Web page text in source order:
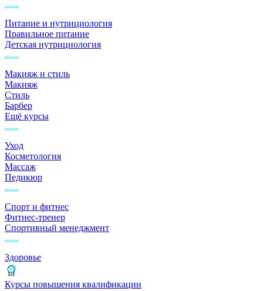
Питание и нутрициология
Правильное питание
Детская нутрициология
Макияж и стиль
Макияж
Стиль
Барбер
Ещё курсы
Уход
Косметология
Массаж
Педикюр
Спорт и фитнес
Фитнес-тренер
Спортивный менеджмент
Здоровье
Курсы повышения квалификации